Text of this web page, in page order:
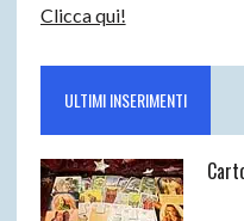
Clicca qui!
ULTIMI INSERIMENTI